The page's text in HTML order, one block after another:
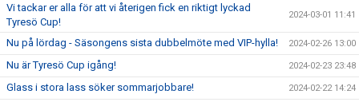
Vi tackar er alla för att vi återigen fick en riktigt lyckad
Tyresö Cup!
2024-03-01 11:41
Nu på lördag - Säsongens sista dubbelmöte med VIP-hylla! 2024-02-26 13:00
Nu är Tyresö Cup igång! 2024-02-23 23:48
Glass i stora lass söker sommarjobbare! 2024-02-22 14:24